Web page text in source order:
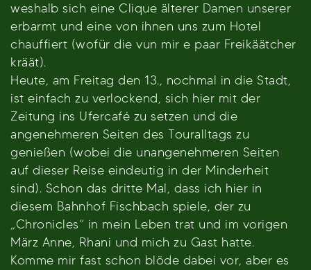
weshalb sich eine Clique älterer Damen unserer
erbarmt und eine von ihnen uns zum Hotel
chauffiert (wofür die vun mir e paar Freikäätcher
kräät).
Heute, am Freitag den 13., nochmal in die Stadt,
ist einfach zu verlockend, sich hier mit der
Zeitung ins Ufercafé zu setzen und die
angenehmeren Seiten des Touralltags zu
genießen (wobei die unangenehmeren Seiten
auf dieser Reise eindeutig in der Minderheit
sind). Schon das dritte Mal, dass ich hier in
diesem Bahnhof Fischbach spiele, der zu
„Chronicles“ in mein Leben trat und im vorigen
März Anne, Rhani und mich zu Gast hatte.
Komme mir fast schon blöde dabei vor, aber es